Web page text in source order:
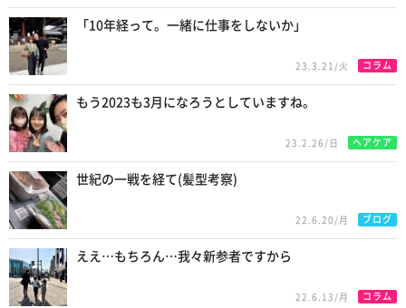
「10年経って。一緒に仕事をしないか」
23.3.21/火 コラム
もう2023も3月になろうとしていますね。
23.2.26/日 ヘアケア
世紀の一戦を経て(髪型考察)
22.6.20/月 ブログ
ええ…もちろん…我々新参者ですから
22.6.13/月 コラム